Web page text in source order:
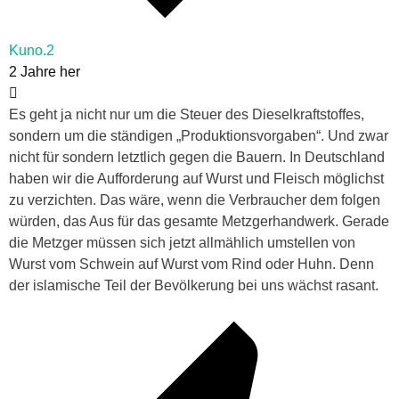
Kuno.2
2 Jahre her
Es geht ja nicht nur um die Steuer des Dieselkraftstoffes,
sondern um die ständigen „Produktionsvorgaben“. Und zwar
nicht für sondern letztlich gegen die Bauern. In Deutschland
haben wir die Aufforderung auf Wurst und Fleisch möglichst
zu verzichten. Das wäre, wenn die Verbraucher dem folgen
würden, das Aus für das gesamte Metzgerhandwerk. Gerade
die Metzger müssen sich jetzt allmählich umstellen von
Wurst vom Schwein auf Wurst vom Rind oder Huhn. Denn
der islamische Teil der Bevölkerung bei uns wächst rasant.